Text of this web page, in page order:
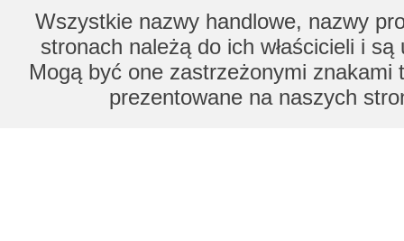
Wszystkie nazwy handlowe, nazwy
stronach należą do ich właścicieli i
Mogą być one zastrzeżonymi znakami
prezentowane na naszych